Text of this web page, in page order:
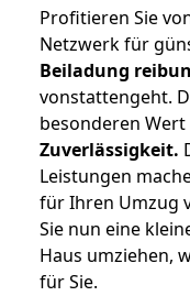
Profitieren Sie
Netzwerk für
Beiladung
vonstattengeht.
besonderen
Zuverlässigkeit.
Leistungen
für Ihren Umzug
Sie nun eine
Haus umziehen,
für Sie.